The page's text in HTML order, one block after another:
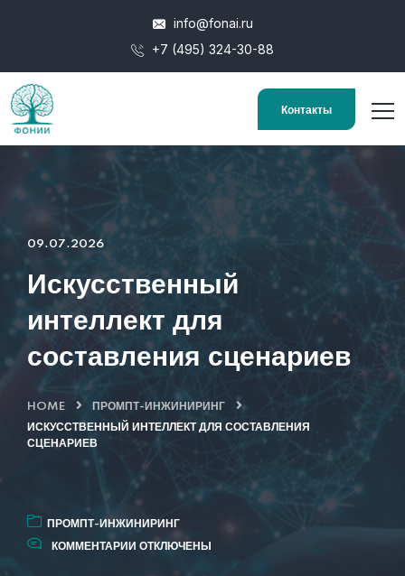
info@fonai.ru
+7 (495) 324-30-88
Контакты
09.07.2026
Искусственный
интеллект для
составления сценариев
HOME
ПРОМПТ-ИНЖИНИРИНГ
ИСКУССТВЕННЫЙ ИНТЕЛЛЕКТ ДЛЯ СОСТАВЛЕНИЯ
СЦЕНАРИЕВ
ПРОМПТ-ИНЖИНИРИНГ
КОММЕНТАРИИ ОТКЛЮЧЕНЫ